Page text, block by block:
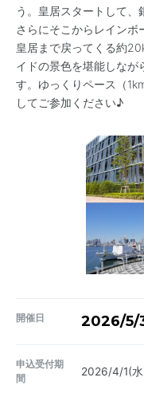
う。皇居スタートして
さらにそこからレイン
皇居まで戻ってくる約
イドの景色を堪能しなが
す。ゆっくりペース（
してご参加ください♪
開催日 2026/5/
申込受付期
間
2026/4/1(